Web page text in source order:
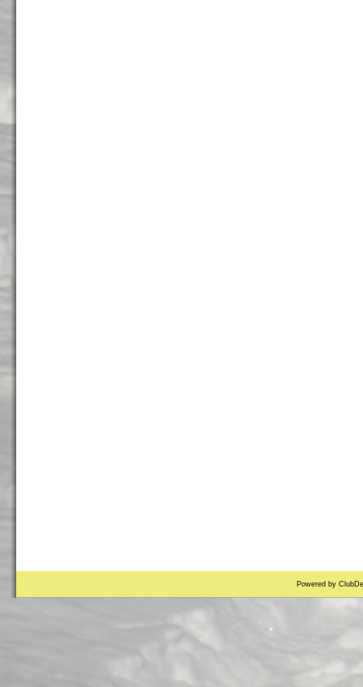
Powered by